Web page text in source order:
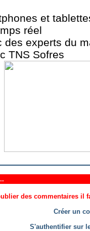
et
réel
des experts du
TNS Sofres
des commentaires il
Créer un
S'authentifier sur